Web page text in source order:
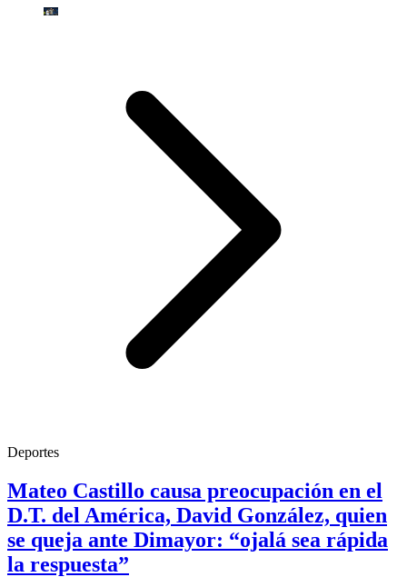
Deportes
Mateo Castillo causa preocupación en el
D.T. del América, David González, quien
se queja ante Dimayor: “ojalá sea rápida
la respuesta”